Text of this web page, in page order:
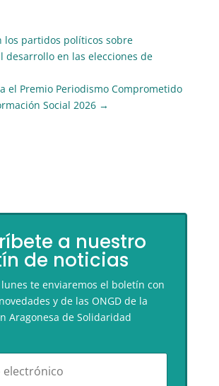
los partidos políticos sobre
desarrollo en las elecciones de
el Premio Periodismo Comprometido
Social 2026→
a nuestro
de noticias
te enviaremos el boletín con
y de las ONGD de la
Aragonesa de Solidaridad